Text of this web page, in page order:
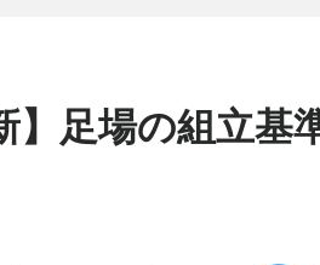
】足場の組立基